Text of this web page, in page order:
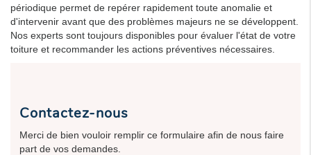
périodique permet de repérer rapidement toute anomalie et
d'intervenir avant que des problèmes majeurs ne se développent.
Nos experts sont toujours disponibles pour évaluer l'état de votre
toiture et recommander les actions préventives nécessaires.
Contactez-nous
Merci de bien vouloir remplir ce formulaire afin de nous faire
part de vos demandes.